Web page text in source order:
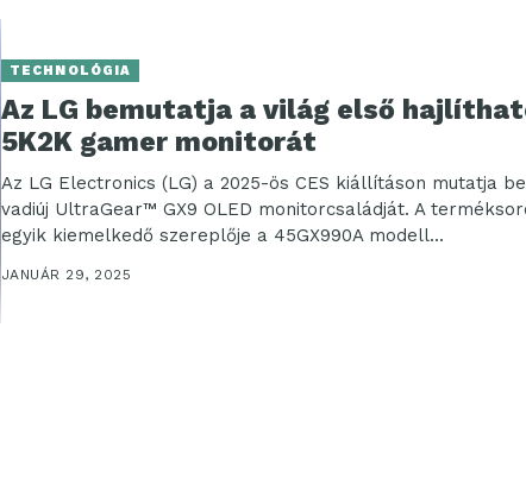
TECHNOLÓGIA
Az LG bemutatja a világ első
5K2K gamer monitorát
Az LG Electronics (LG) a 2025-ös CES kiállításon mutatja be
vadiúj UltraGear™ GX9 OLED monitorcsaládját. A
egyik kiemelkedő szereplője a 45GX990A modell...
JANUÁR 29, 2025